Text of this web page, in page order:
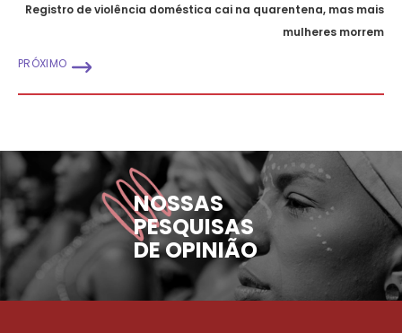
Registro de violência doméstica cai na quarentena, mas mais
mulheres morrem
PRÓXIMO
NOSSAS
PESQUISAS
DE OPINIÃO